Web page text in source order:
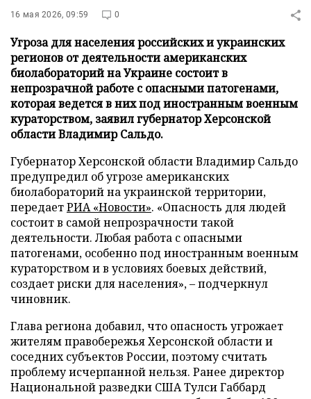
16 мая 2026, 09:59 0
Угроза для населения российских и украинских
регионов от деятельности американских
биолабораторий на Украине состоит в
непрозрачной работе с опасными патогенами,
которая ведется в них под иностранным военным
кураторством, заявил губернатор Херсонской
области Владимир Сальдо.
Губернатор Херсонской области Владимир Сальдо
предупредил об угрозе американских
биолабораторий на украинской территории,
передаетРИА «Новости». «Опасность для людей
состоит в самой непрозрачности такой
деятельности. Любая работа с опасными
патогенами, особенно под иностранным военным
кураторством и в условиях боевых действий,
создает риски для населения», – подчеркнул
чиновник.
Глава региона добавил, что опасность угрожает
жителям правобережья Херсонской области и
соседних субъектов России, поэтому считать
проблему исчерпанной нельзя. Ранее директор
Национальной разведки США Тулси Габбард